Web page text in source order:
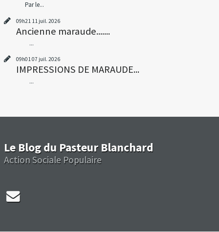
Par le...
09h21 11 juil. 2026
Ancienne maraude.......
...
09h01 07 juil. 2026
IMPRESSIONS DE MARAUDE...
...
Le Blog du Pasteur Blanchard
Action Sociale Populaire